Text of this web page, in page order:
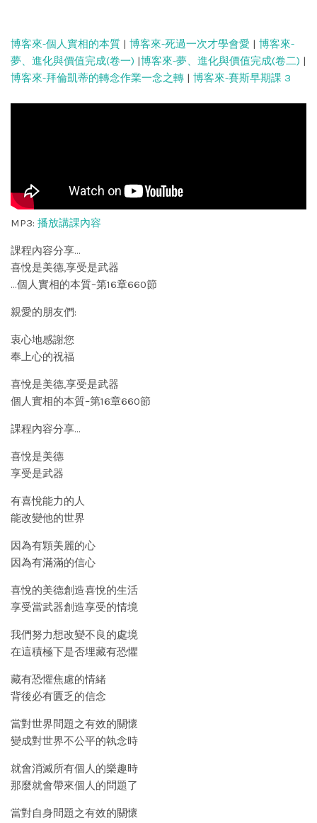
博客來-個人實相的本質 | 博客來-死過一次才學會愛 | 博客來-
夢、進化與價值完成(卷一) |博客來-夢、進化與價值完成(卷二) |
博客來-拜倫凱蒂的轉念作業一念之轉 | 博客來-賽斯早期課 3
MP3: 播放講課內容
課程內容分享…
喜悅是美德,享受是武器
…個人實相的本質–第16章660節
親愛的朋友們:
衷心地感謝您
奉上心的祝福
喜悅是美德,享受是武器
個人實相的本質–第16章660節
課程內容分享…
喜悅是美德
享受是武器
有喜悅能力的人
能改變他的世界
因為有顆美麗的心
因為有滿滿的信心
喜悅的美德創造喜悅的生活
享受當武器創造享受的情境
我們努力想改變不良的處境
在這積極下是否埋藏有恐懼
藏有恐懼焦慮的情緒
背後必有匱乏的信念
當對世界問題之有效的關懷
變成對世界不公平的執念時
就會消滅所有個人的樂趣時
那麼就會帶來個人的問題了
當對自身問題之有效的關懷